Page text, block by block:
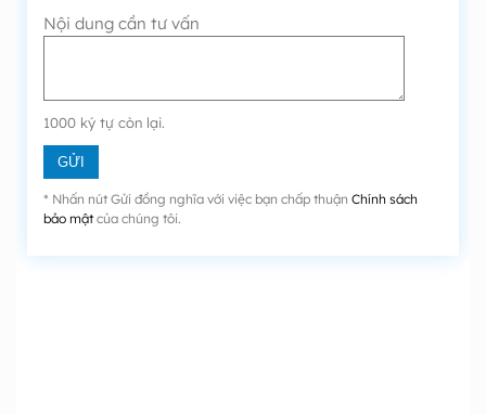
Nội dung cần tư vấn
1000 ký tự còn lại.
* Nhấn nút Gửi đồng nghĩa với việc bạn chấp thuận Chính sách
bảo mậtcủa chúng tôi.